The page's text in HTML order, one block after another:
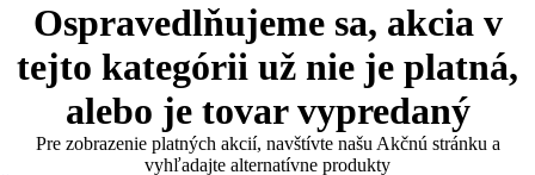
Ospravedlňujeme sa, akcia v
tejto kategórii už nie je platná,
alebo je tovar vypredaný
Pre zobrazenie platných akcií, navštívte našu Akčnú stránku a
vyhľadajte alternatívne produkty